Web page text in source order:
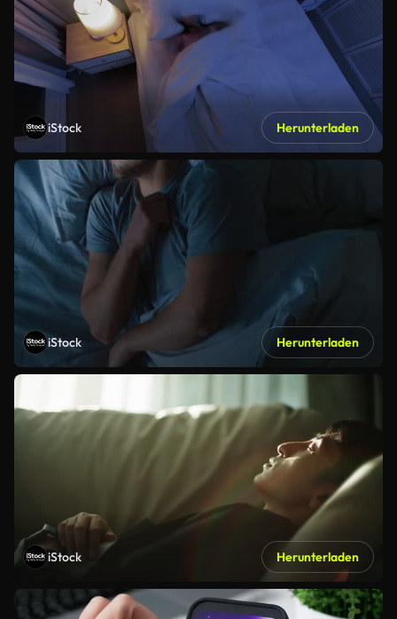
iStock Herunterladen
iStock Herunterladen
iStock Herunterladen